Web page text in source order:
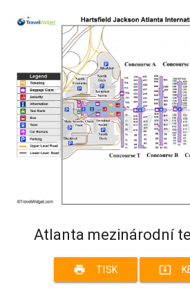
Atlanta mezinárodní
print TISK system_update_alt